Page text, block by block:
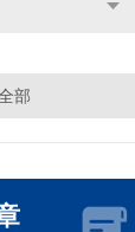
部